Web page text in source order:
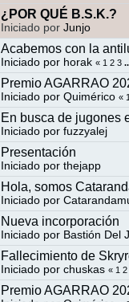
¿POR QUÉ B.S.K.?
Iniciado porJunjo
Acabemos con la
Iniciado por horak « 1 2 3
Premio AGARRAO
Iniciado porQuimérico « 1
En busca de jugones
Iniciado porfuzzyalej
Presentación
Iniciado porthejapp
Hola, somos
Iniciado por
Nueva incorporación
Iniciado por Bastión Del
Fallecimiento de
Iniciado porchuskas « 1 2
Premio AGARRAO